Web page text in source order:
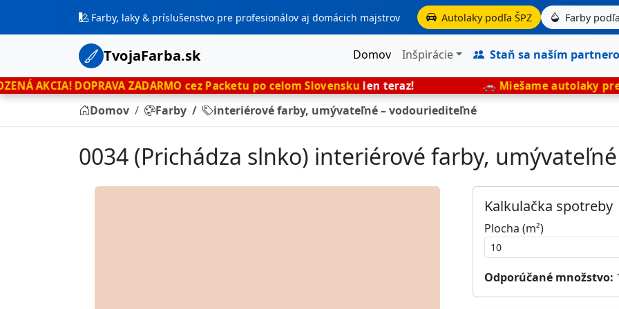
Farby, laky & príslušenstvo pre profesionálov aj domácich majstrov Autolaky podľa ŠPZ Farby
TvojaFarba.sk Domov Inšpirácie Staň sa naším
DOPRAVA ZADARMO cez Packetu po celom Slovenskulen teraz! 🚗 Miešame autolaky presne podľa
Domov Farby interiérové farby, umývateľné – vodouriediteľné
0034 (Prichádza slnko) interiérové farby,
Kalkulačka spotreby
Plocha (m²)
Odporúčané množstvo: